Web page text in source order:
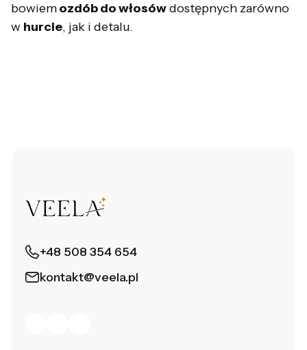
bowiemozdób do włosówdostępnych zarówno
w hurcie, jak i detalu.
+48 508 354 654
kontakt@veela.pl